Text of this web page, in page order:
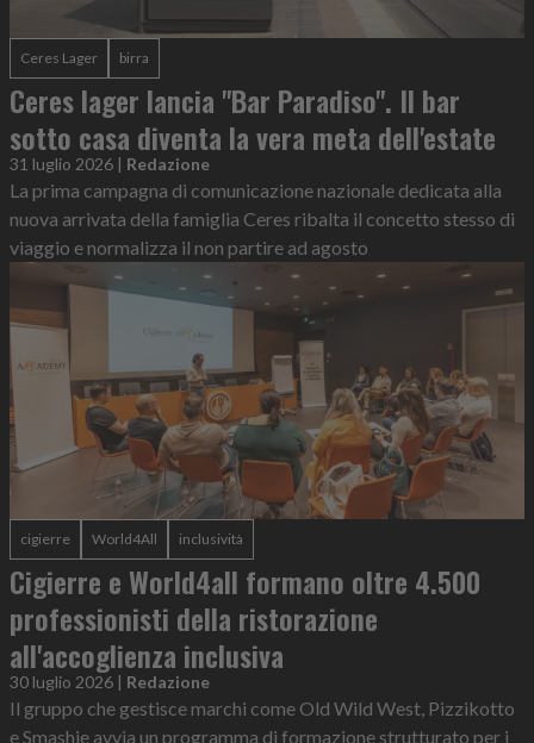
Ceres Lager birra
Ceres lager lancia "Bar Paradiso". Il bar
sotto casa diventa la vera meta dell'estate
31 luglio 2026 | Redazione
La prima campagna di comunicazione nazionale dedicata alla
nuova arrivata della famiglia Ceres ribalta il concetto stesso di
viaggio e normalizza il non partire ad agosto
cigierre World4All inclusività
Cigierre e World4all formano oltre 4.500
professionisti della ristorazione
all'accoglienza inclusiva
30 luglio 2026 | Redazione
Il gruppo che gestisce marchi come Old Wild West, Pizzikotto
e Smashie avvia un programma di formazione strutturato per i